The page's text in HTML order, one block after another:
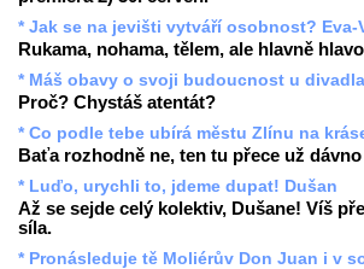
* Jak se na jevišti vytváří osobnost? Eva-
Rukama, nohama, tělem, ale hlavně
* Máš obavy o svoji budoucnost u
Proč? Chystáš atentát?
* Co podle tebe ubírá městu Zlínu na
Baťa rozhodně ne, ten tu přece už
* Luďo, urychli to, jdeme dupat! Dušan
Až se sejde celý kolektiv, Dušane! Víš
síla.
* Pronásleduje tě Moliérův Don Juan i v